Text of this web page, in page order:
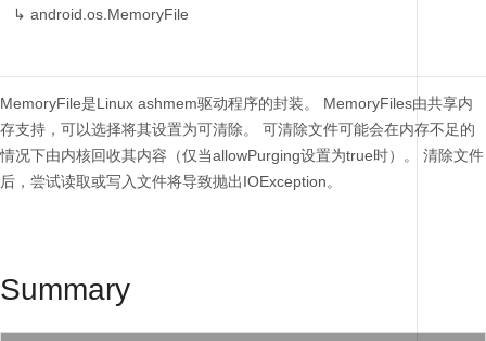
↳ android.os.MemoryFile
MemoryFile是Linux ashmem驱动程序的封装。
MemoryFiles由共享内
存支持，可以选择将其设置为可清除。
可清除文件可能会在内存不足的
情况下由内核回收其内容（仅当allowPurging设置为true时）。
清除文件
后，尝试读取或写入文件将导致抛出IOException。
Summary